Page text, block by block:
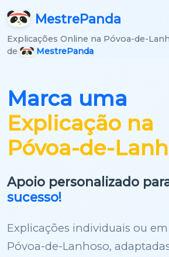
MestrePanda
Explicações Online na Póvoa-de-
de
MestrePanda
Marca uma
Explicação na
Póvoa-de-
Apoio personalizado
sucesso!
Explicações individuais ou
Póvoa-de-Lanhoso,